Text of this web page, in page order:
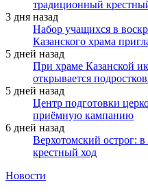
традиционный
3 дня назад
Набор учащихся в
Казанского храма
5 дней назад
При храме Казанской
открывается
5 дней назад
Центр подготовки
приёмную кампанию
6 дней назад
Верхотомский острог:
крестный ход
Новости